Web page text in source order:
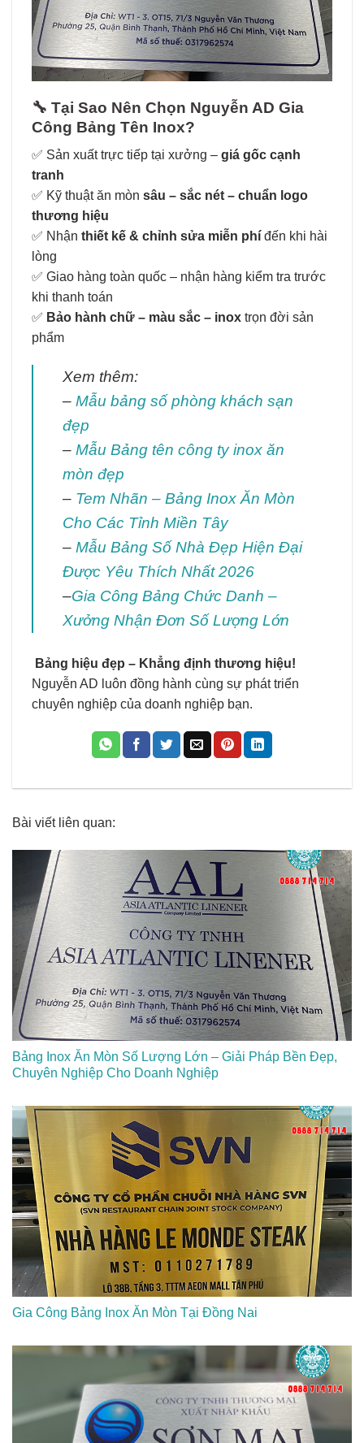
🔧 Tại Sao Nên Chọn Nguyễn AD Gia
Công Bảng Tên Inox?
✅ Sản xuất trực tiếp tại xưởng – giá gốc cạnh
tranh
✅ Kỹ thuật ăn mòn sâu – sắc nét – chuẩn logo
thương hiệu
✅ Nhận thiết kế & chỉnh sửa miễn phí đến khi hài
lòng
✅ Giao hàng toàn quốc – nhận hàng kiểm tra trước
khi thanh toán
✅ Bảo hành chữ – màu sắc – inox trọn đời sản
phẩm
Xem thêm:
– Mẫu bảng số phòng khách sạn
đẹp
– Mẫu Bảng tên công ty inox ăn
mòn đẹp
– Tem Nhãn – Bảng Inox Ăn Mòn
Cho Các Tỉnh Miền Tây
– Mẫu Bảng Số Nhà Đẹp Hiện Đại
Được Yêu Thích Nhất 2026
–Gia Công Bảng Chức Danh –
Xưởng Nhận Đơn Số Lượng Lớn
Bảng hiệu đẹp – Khẳng định thương hiệu!
Nguyễn AD luôn đồng hành cùng sự phát triển
chuyên nghiệp của doanh nghiệp bạn.
Bài viết liên quan:
Bảng Inox Ăn Mòn Số Lượng Lớn – Giải Pháp Bền Đẹp,
Chuyên Nghiệp Cho Doanh Nghiệp
Gia Công Bảng Inox Ăn Mòn Tại Đồng Nai